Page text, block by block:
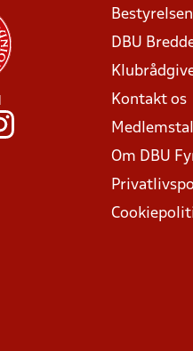
Bestyrelsen
DBU
Kontakt os
Om DBU